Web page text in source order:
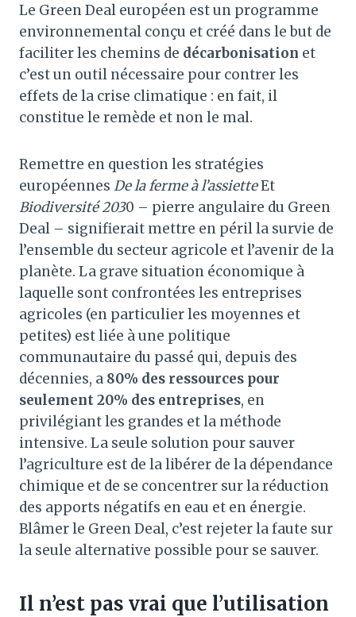
Le Green Deal européen est un programme
environnemental conçu et créé dans le but de
faciliter les chemins de décarbonisation et
c’est un outil nécessaire pour contrer les
effets de la crise climatique : en fait, il
constitue le remède et non le mal.
Remettre en question les stratégies
européennes De la ferme à l’assietteEt
Biodiversité 2030 – pierre angulaire du Green
Deal – signifierait mettre en péril la survie de
l’ensemble du secteur agricole et l’avenir de la
planète. La grave situation économique à
laquelle sont confrontées les entreprises
agricoles (en particulier les moyennes et
petites) est liée à une politique
communautaire du passé qui, depuis des
décennies, a 80% des ressources pour
seulement 20% des entreprises, en
privilégiant les grandes et la méthode
intensive. La seule solution pour sauver
l’agriculture est de la libérer de la dépendance
chimique et de se concentrer sur la réduction
des apports négatifs en eau et en énergie.
Blâmer le Green Deal, c’est rejeter la faute sur
la seule alternative possible pour se sauver.
Il n’est pas vrai que l’utilisation